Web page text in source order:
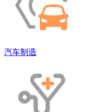
汽车制造